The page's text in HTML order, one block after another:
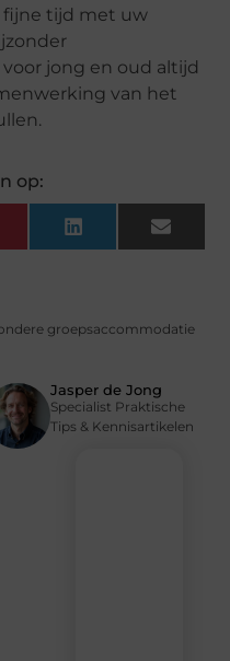
fijne tijd met uw
jong en oud altijd
van het
op:
LinkedIn Email
Jasper de Jong
Specialist Praktische
Tips & Kennisartikelen
groepsaccommodatie